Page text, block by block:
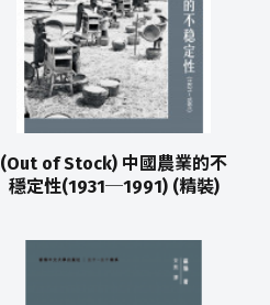
(Out of Stock) 中國農業的不
穩定性(1931─1991) (精裝)